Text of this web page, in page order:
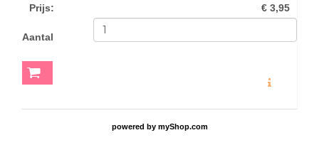
Prijs: € 3,95
Aantal
powered by myShop.com